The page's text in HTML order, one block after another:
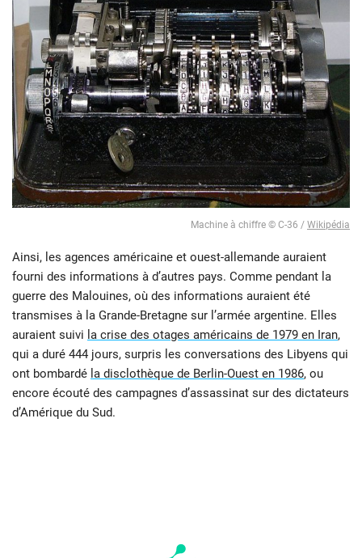
Machine à chiffre © C-36 / Wikipédia
Ainsi, les agences américaine et ouest-allemande auraient
fourni des informations à d’autres pays. Comme pendant la
guerre des Malouines, où des informations auraient été
transmises à la Grande-Bretagne sur l’armée argentine. Elles
auraient suivi la crise des otages américains de 1979 en Iran,
qui a duré 444 jours, surpris les conversations des Libyens qui
ont bombardé la disclothèque de Berlin-Ouest en 1986, ou
encore écouté des campagnes d’assassinat sur des dictateurs
d’Amérique du Sud.